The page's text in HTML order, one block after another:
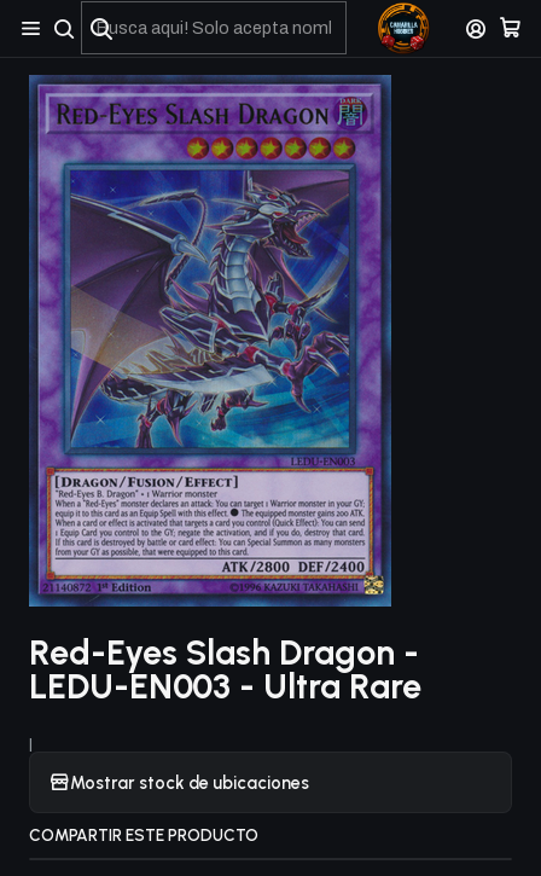
No olviden reportar sus depositos y transferencias por Whatsapp
Red-Eyes Slash Dragon -
LEDU-EN003 - Ultra Rare
|
Mostrar stock de ubicaciones
COMPARTIR ESTE PRODUCTO